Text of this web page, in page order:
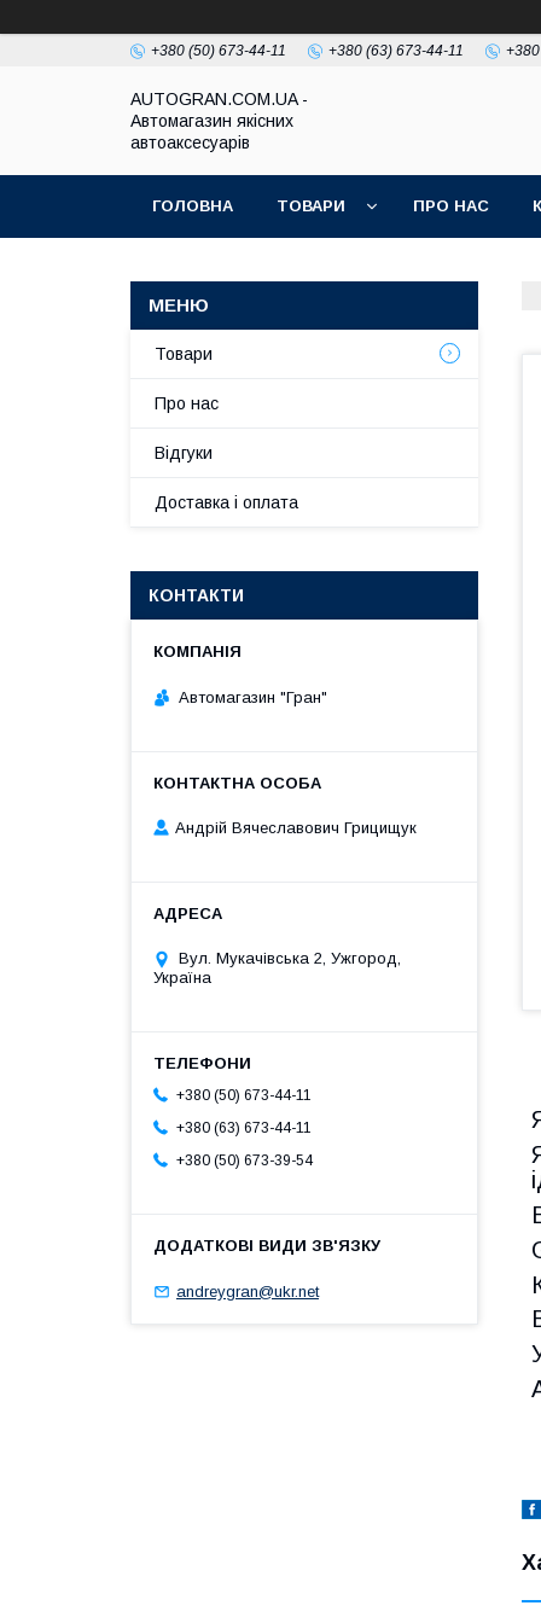
+380 (50) 673-44-11 +380 (63) 673-44-11
AUTOGRAN.COM.UA -
Автомагазин якісних
автоаксесуарів
ГОЛОВНА ТОВАРИ ПРО НАС
Товари
Про нас
Відгуки
Доставка і оплата
КОНТАКТИ
Автомагазин "Гран"
Андрій Вячеславович Грицищук
Вул. Мукачівська 2, Ужгород,
Україна
+380 (50) 673-44-11
+380 (63) 673-44-11
+380 (50) 673-39-54
andreygran@ukr.net